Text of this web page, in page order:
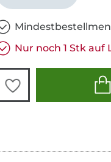
Nur noch 1 Stk auf